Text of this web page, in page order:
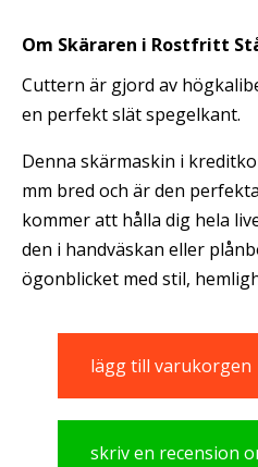
Om Skäraren i Rostfritt
Cuttern är gjord av
en perfekt slät spegelkant.
Denna skärmaskin i
mm bred och är den
kommer att hålla dig hela
den i handväskan eller
ögonblicket med stil,
lägg till varukorgen
skriv en recension